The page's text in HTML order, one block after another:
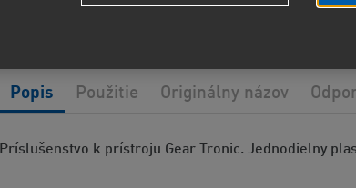
Príslušenstvo k prístroju Gear Tronic. Jednodielny
Popis Použitie Originálny názov